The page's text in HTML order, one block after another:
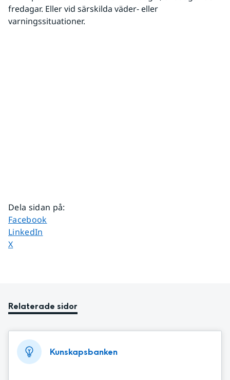
fredagar. Eller vid särskilda väder- eller
varningssituationer.
Dela sidan på:
Dela sidan på
Facebook
Dela sidan på
LinkedIn
Dela sidan på
X
Relaterade sidor
Kunskapsbanken